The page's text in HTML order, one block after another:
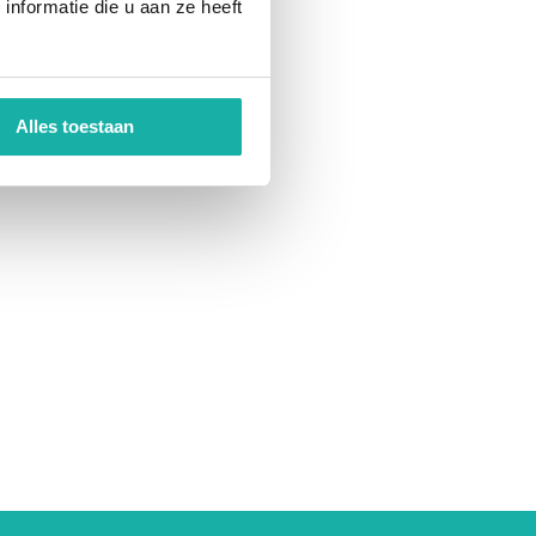
die u aan ze heeft
Alles toestaan